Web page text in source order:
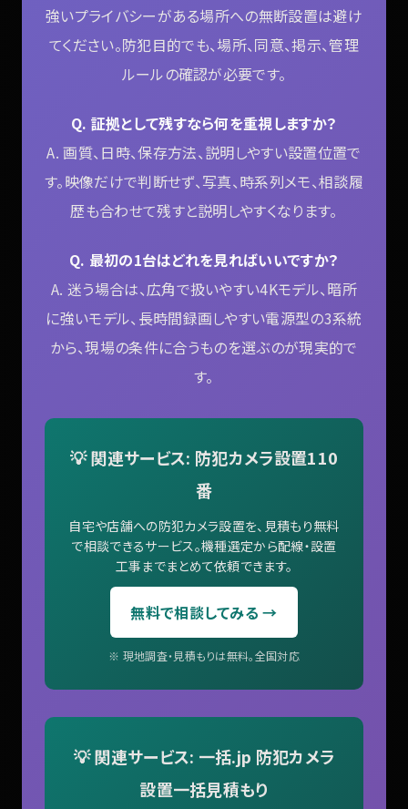
強いプライバシーがある場所への無断設置は避け
てください。防犯目的でも、場所、同意、掲示、管理
ルールの確認が必要です。
Q. 証拠として残すなら何を重視しますか？
A. 画質、日時、保存方法、説明しやすい設置位置で
す。映像だけで判断せず、写真、時系列メモ、相談履
歴も合わせて残すと説明しやすくなります。
Q. 最初の1台はどれを見ればいいですか？
A. 迷う場合は、広角で扱いやすい4Kモデル、暗所
に強いモデル、長時間録画しやすい電源型の3系統
から、現場の条件に合うものを選ぶのが現実的で
す。
💡 関連サービス: 防犯カメラ設置110
番
自宅や店舗への防犯カメラ設置を、見積もり無料
で相談できるサービス。機種選定から配線・設置
工事までまとめて依頼できます。
無料で相談してみる →
※ 現地調査・見積もりは無料。全国対応
💡 関連サービス: 一括.jp 防犯カメラ
設置一括見積もり